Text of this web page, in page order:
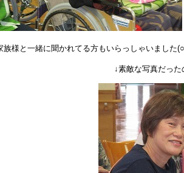
族様と一緒に聞かれてる方もいらっしゃい
敵な写真だったのでおもわず